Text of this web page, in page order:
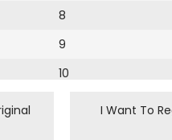
8
9
10
I Want To